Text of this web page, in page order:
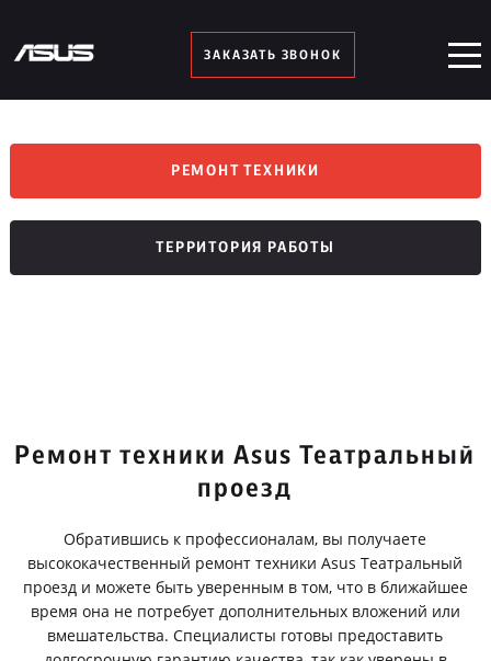
ЗАКАЗАТЬ ЗВОНОК
РЕМОНТ ТЕХНИКИ
ТЕРРИТОРИЯ РАБОТЫ
Ремонт техники Asus Театральный
проезд
Обратившись к профессионалам, вы получаете
высококачественный ремонт техники Asus Театральный
проезд и можете быть уверенным в том, что в ближайшее
время она не потребует дополнительных вложений или
вмешательства. Специалисты готовы предоставить